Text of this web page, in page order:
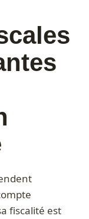
fiscalité est